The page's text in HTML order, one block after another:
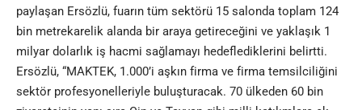
paylaşan Ersözlü, fuarın tüm sektörü 15 salonda toplam 124
bin metrekarelik alanda bir araya getireceğini ve yaklaşık 1
milyar dolarlık iş hacmi sağlamayı hedeflediklerini belirtti.
Ersözlü, “MAKTEK, 1.000’i aşkın firma ve firma temsilciliğini
sektör profesyonelleriyle buluşturacak. 70 ülkeden 60 bin